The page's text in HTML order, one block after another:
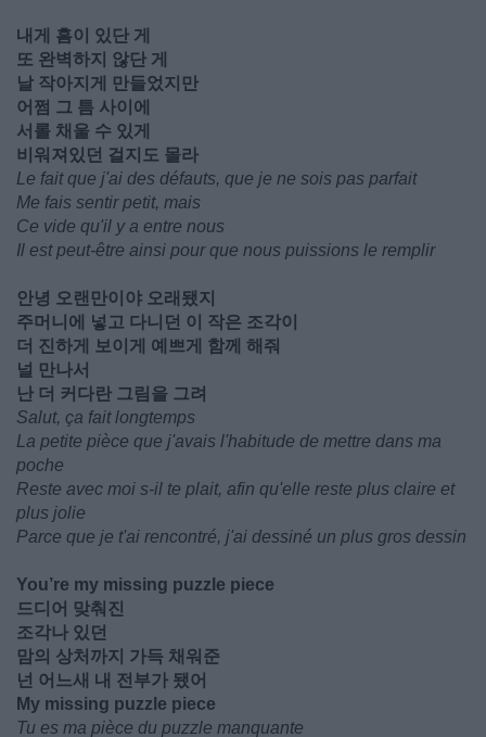
내게 흠이 있단 게
또 완벽하지 않단 게
날 작아지게 만들었지만
어쩜 그 틈 사이에
서롤 채울 수 있게
비워져있던 걸지도 몰라
Le fait que j'ai des défauts, que je ne sois pas parfait
Me fais sentir petit, mais
Ce vide qu'il y a entre nous
Il est peut-être ainsi pour que nous puissions le remplir
안녕 오랜만이야 오래됐지
주머니에 넣고 다니던 이 작은 조각이
더 진하게 보이게 예쁘게 함께 해줘
널 만나서
난 더 커다란 그림을 그려
Salut, ça fait longtemps
La petite pièce que j'avais l'habitude de mettre dans ma
poche
Reste avec moi s-il te plait, afin qu'elle reste plus claire et
plus jolie
Parce que je t'ai rencontré, j'ai dessiné un plus gros dessin
You’re my missing puzzle piece
드디어 맞춰진
조각나 있던
맘의 상처까지 가득 채워준
넌 어느새 내 전부가 됐어
My missing puzzle piece
Tu es ma pièce du puzzle manquante